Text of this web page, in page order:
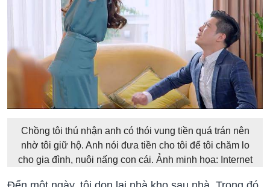
Chồng tôi thú nhận anh có thói vung tiền quá trán nên
nhờ tôi giữ hộ. Anh nói đưa tiền cho tôi để tôi chăm lo
cho gia đình, nuôi nấng con cái. Ảnh minh họa: Internet